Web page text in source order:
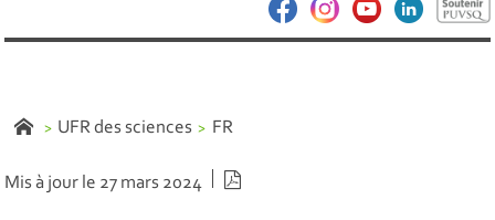
UFR des sciences FR
Mis à jour le 27 mars 2024